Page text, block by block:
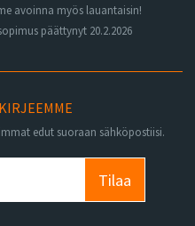
avoinna myös lauantaisin!
päättynyt 20.2.2026
edut suoraan sähköpostiisi.
Tilaa